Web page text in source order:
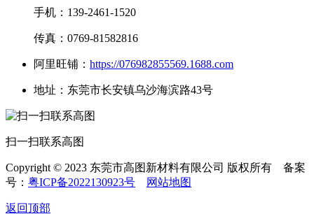
手机：139-2461-1520
传真：0769-81582816
阿里旺铺： https://076982855569.1688.com
地址：东莞市长安镇乌沙海滨路43号
扫一扫联系高图
Copyright © 2023 东莞市高图新材料有限公司 版权所有 备案
号： 粤ICP备2022130923号 网站地图
返回顶部